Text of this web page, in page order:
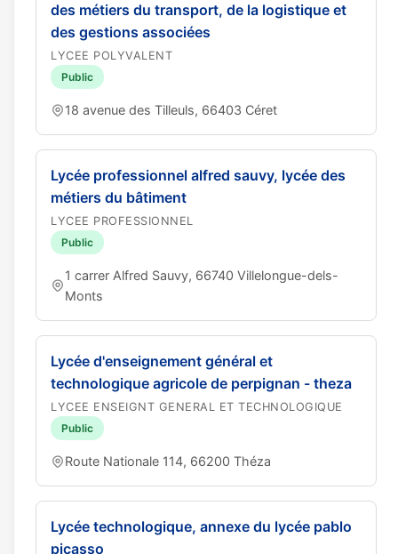
des métiers du transport, de la logistique et
des gestions associées
LYCEE POLYVALENT
Public
18 avenue des Tilleuls, 66403 Céret
Lycée professionnel alfred sauvy, lycée des
métiers du bâtiment
LYCEE PROFESSIONNEL
Public
1 carrer Alfred Sauvy, 66740 Villelongue-dels-
Monts
Lycée d'enseignement général et
technologique agricole de perpignan - theza
LYCEE ENSEIGNT GENERAL ET TECHNOLOGIQUE
Public
Route Nationale 114, 66200 Théza
Lycée technologique, annexe du lycée pablo
picasso